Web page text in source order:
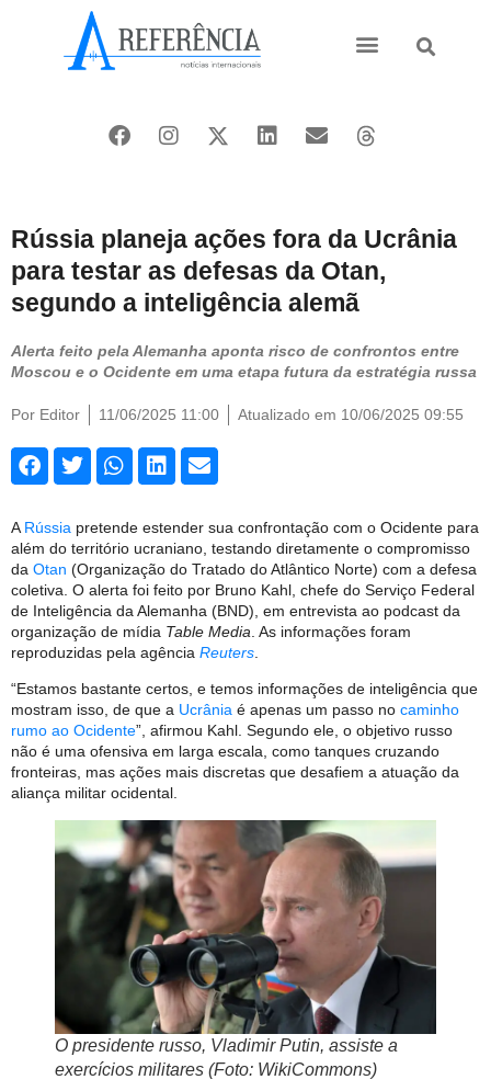
Rússia planeja ações fora da Ucrânia
para testar as defesas da Otan,
segundo a inteligência alemã
Alerta feito pela Alemanha aponta risco de confrontos entre
Moscou e o Ocidente em uma etapa futura da estratégia russa
Por Editor 11/06/2025 11:00 Atualizado em 10/06/2025 09:55
A Rússia pretende estender sua confrontação com o Ocidente para
além do território ucraniano, testando diretamente o compromisso
da Otan (Organização do Tratado do Atlântico Norte) com a defesa
coletiva. O alerta foi feito por Bruno Kahl, chefe do Serviço Federal
de Inteligência da Alemanha (BND), em entrevista ao podcast da
organização de mídia Table Media . As informações foram
reproduzidas pela agência Reuters
“Estamos bastante certos, e temos informações de inteligência que
mostram isso, de que a Ucrânia é apenas um passo no caminho
rumo ao Ocidente”, afirmou Kahl. Segundo ele, o objetivo russo
não é uma ofensiva em larga escala, como tanques cruzando
fronteiras, mas ações mais discretas que desafiem a atuação da
aliança militar ocidental.
O presidente russo, Vladimir Putin, assiste a
exercícios militares (Foto: WikiCommons)